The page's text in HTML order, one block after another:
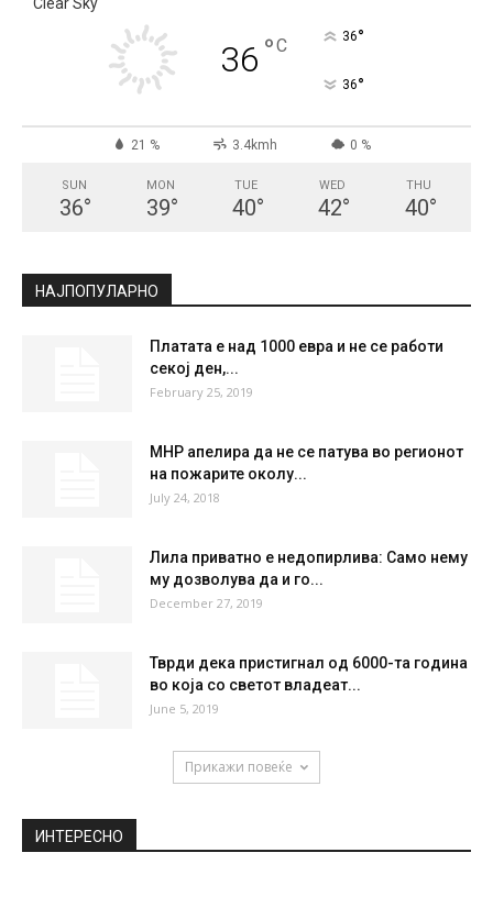
Clear Sky
36 °C 36°
36°
21 % 3.4kmh 0 %
SUN
36°
MON
39°
TUE
40°
WED
42°
THU
40°
НАЈПОПУЛАРНО
Платата е над 1000 евра и не се работи
секој ден,...
February 25, 2019
МНР апелира да не се патува во регионот
на пожарите околу...
July 24, 2018
Лила приватно е недопирлива: Само нему
му дозволува да и го...
December 27, 2019
Тврди дека пристигнал од 6000-та година
во која со светот владеат...
June 5, 2019
Прикажи повеќе
ИНТЕРЕСНО